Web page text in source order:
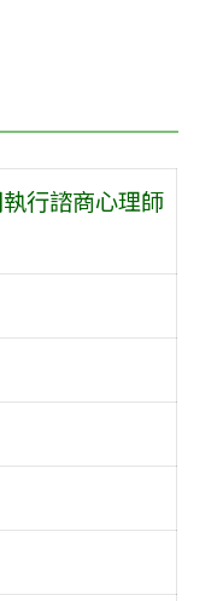
行諮商心理師